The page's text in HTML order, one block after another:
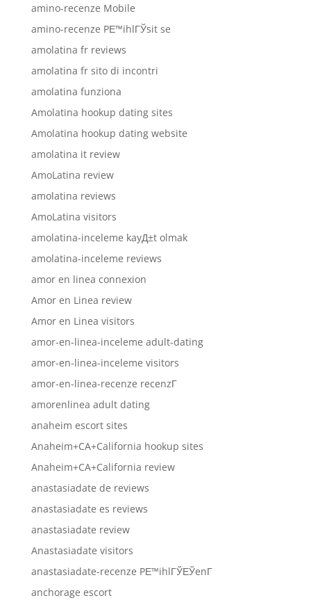
amino-recenze Mobile
amino-recenze PЕ™ihlГЎsit se
amolatina fr reviews
amolatina fr sito di incontri
amolatina funziona
Amolatina hookup dating sites
Amolatina hookup dating website
amolatina it review
AmoLatina review
amolatina reviews
AmoLatina visitors
amolatina-inceleme kayД±t olmak
amolatina-inceleme reviews
amor en linea connexion
Amor en Linea review
Amor en Linea visitors
amor-en-linea-inceleme adult-dating
amor-en-linea-inceleme visitors
amor-en-linea-recenze recenzГ­
amorenlinea adult dating
anaheim escort sites
Anaheim+CA+California hookup sites
Anaheim+CA+California review
anastasiadate de reviews
anastasiadate es reviews
anastasiadate review
Anastasiadate visitors
anastasiadate-recenze PЕ™ihlГЎЕЎenГ­
anchorage escort